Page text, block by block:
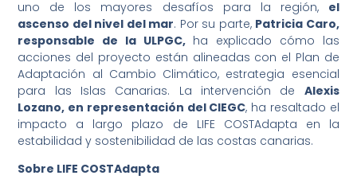
uno de los mayores desafíos para la región, el
ascenso del nivel del mar. Por su parte, Patricia Caro,
responsable de la ULPGC,ha explicado cómo las
acciones del proyecto están alineadas con el Plan de
Adaptación al Cambio Climático, estrategia esencial
para las Islas Canarias. La intervención de Alexis
Lozano, en representación del CIEGC, ha resaltado el
impacto a largo plazo de LIFE COSTAdapta en la
estabilidad y sostenibilidad de las costas canarias.
Sobre LIFE COSTAdapta